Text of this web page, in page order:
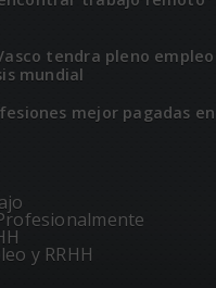
tendra pleno
mundial
mejor pagadas
y RRHH